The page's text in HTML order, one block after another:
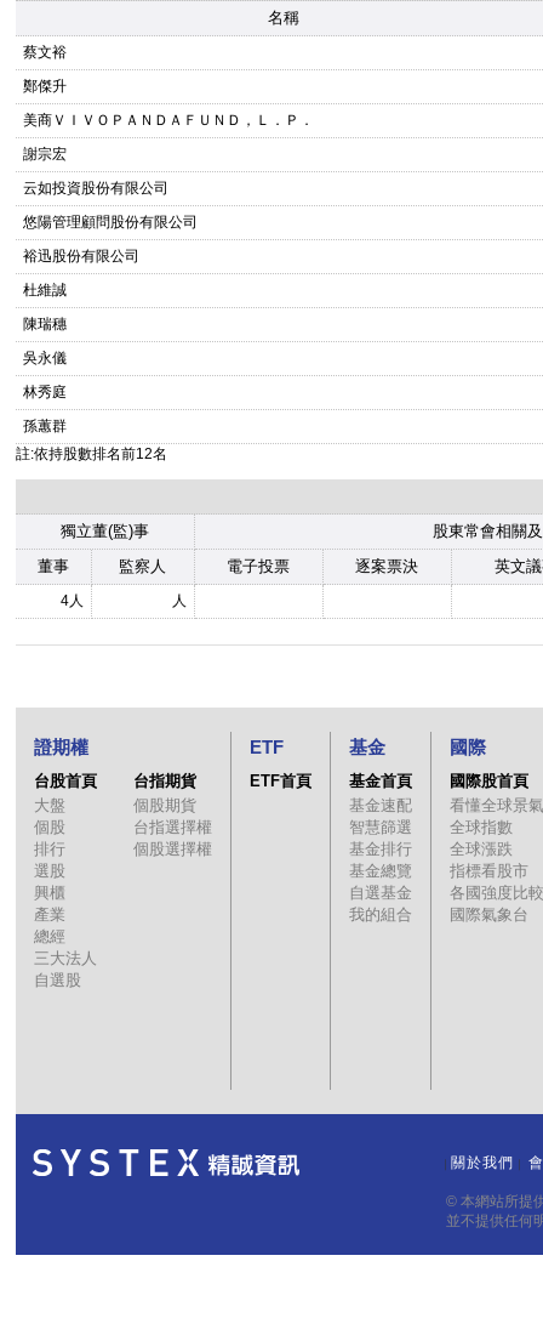
名稱
蔡文裕
鄭傑升
美商ＶＩＶＯＰＡＮＤＡＦＵＮＤ，Ｌ．Ｐ．
謝宗宏
云如投資股份有限公司
悠陽管理顧問股份有限公司
裕迅股份有限公司
杜維誠
陳瑞穗
吳永儀
林秀庭
孫蕙群
註:依持股數排名前12名
獨立董(監)事
股東常會相關
董事
監察人 電子投票 逐案票決 英文
4人 人
證期權
台股首頁
大盤
個股
排行
選股
興櫃
產業
總經
三大法人
自選股
台指期貨
個股期貨
台指選擇權
個股選擇權
ETF
ETF首頁
基金
基金首頁
基金速配
智慧篩選
基金排行
基金總覽
自選基金
我的組合
國際
國際股首頁
看懂全球景氣
全球指數
全球漲跌
指標看股市
各國強度比較
國際氣象台
關於我們
© 本網站所提
並不提供任何